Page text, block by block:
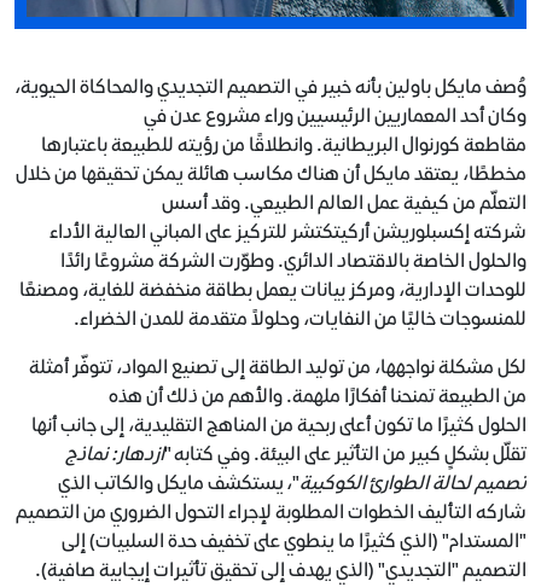
وُصف مايكل باولين بأنه خبير في التصميم التجديدي والمحاكاة الحيوية،
وكان أحد المعماريين الرئيسيين وراء مشروع عدن في
مقاطعة كورنوال البريطانية. وانطلاقًا من رؤيته للطبيعة باعتبارها
مخططًا، يعتقد مايكل أن هناك مكاسب هائلة يمكن تحقيقها من خلال
التعلّم من كيفية عمل العالم الطبيعي. وقد أسس
شركته إكسبلوريشن أركيتكتشر للتركيز على المباني العالية الأداء
والحلول الخاصة بالاقتصاد الدائري. وطوّرت الشركة مشروعًا رائدًا
للوحدات الإدارية، ومركز بيانات يعمل بطاقة منخفضة للغاية، ومصنعًا
للمنسوجات خاليًا من النفايات، وحلولاً متقدمة للمدن الخضراء.
لكل مشكلة نواجهها، من توليد الطاقة إلى تصنيع المواد، تتوفّر أمثلة
من الطبيعة تمنحنا أفكارًا ملهمة. والأهم من ذلك أن هذه
الحلول كثيرًا ما تكون أعلى ربحية من المناهج التقليدية، إلى جانب أنها
تقلّل بشكلٍ كبير من التأثير على البيئة. وفي كتابه "ازدهار: نماذج
تصميم لحالة الطوارئ الكوكبية"، يستكشف مايكل والكاتب الذي
شاركه التأليف الخطوات المطلوبة لإجراء التحول الضروري من التصميم
"المستدام" (الذي كثيرًا ما ينطوي على تخفيف حدة السلبيات) إلى
التصميم "التجديدي" (الذي يهدف إلى تحقيق تأثيرات إيجابية صافية).